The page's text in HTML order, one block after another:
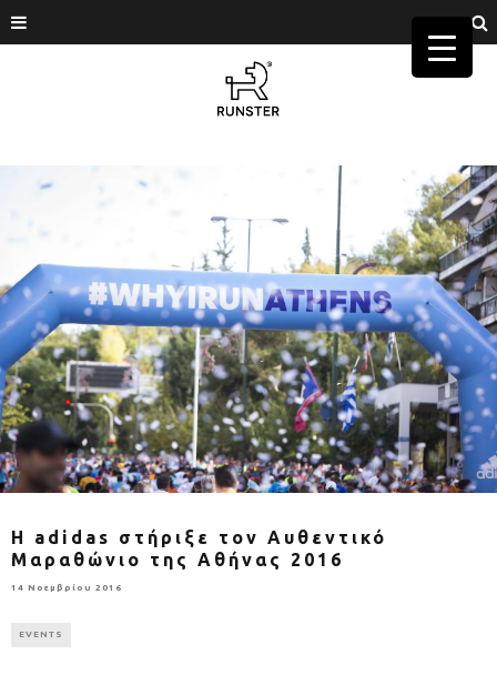
H adidas στήριξε τον Αυθεντικό
Μαραθώνιο της Αθήνας 2016
14 Νοεμβρίου 2016
EVENTS